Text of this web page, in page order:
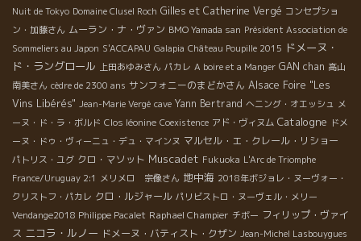
Nuit de Tokyo Domaine Clusel Roch Gilles et Catherine Vergé コンセプショ
ン・加藤さん ムーラン・ナ・ヴァン BMO Yamada san Président Association de
Sommeliers au Japon S'ACCAPAU Galapia Château Poupille 2015 ドメーヌ・
ド・ラングロール
上田あゆみさん パカレ A boire et a Manger GAN chan 高山
南美さん cèdre de 2300 ans サンフォニーのまどかさん Alsace Foire "Les
Vins Libérés" Jean-Marie Vergé cave Yann Bertrand へニング・オエッシュ メ
ーヌ・ド・ラ・ボルド Clos léonine Coexistence アド・ヴィヌム Catalogne ドメ
ーヌ・ドゥ・ヴィーニュ・デュ・マインヌ マルセル・エ・クレール・リショー
パトリス・ユグ クロ・マソット Muscadet Fukuoka L'Arc de Triomphe
France/Uruguay 2:1 メリメロ 宗像さん 地中海 2018年ボジョレ・ヌーヴォー・
クリストフ・パカレ クロ・ルジャール パリビストロ・ヌーヴェル・メリー
Vendange2018 Philippe Pacalet Raphael Champier チボー フィリップ・ヴァイ
ス ニコラ・ルノー ドメーヌ・バティスト・クザン Jean-Michel Lasbouygues